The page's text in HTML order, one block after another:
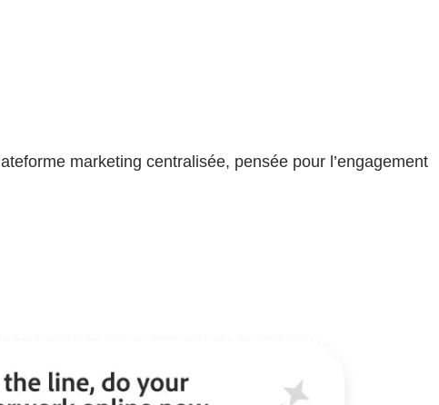
marketing centralisée, pensée pour l’engagement